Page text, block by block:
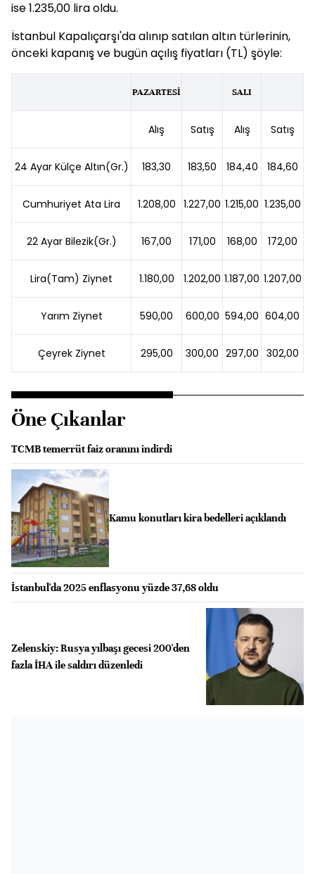
ise 1.235,00 lira oldu.
İstanbul Kapalıçarşı'da alınıp satılan altın türlerinin,
önceki kapanış ve bugün açılış fiyatları (TL) şöyle:
PAZARTESİ SALI
Alış Satış Alış Satış
24 Ayar Külçe Altın(Gr.) 183,30 183,50 184,40 184,60
Cumhuriyet Ata Lira 1.208,00 1.227,00 1.215,00 1.235,00
22 Ayar Bilezik(Gr.) 167,00 171,00 168,00 172,00
Lira(Tam) Ziynet 1.180,00 1.202,00 1.187,00 1.207,00
Yarım Ziynet 590,00 600,00 594,00 604,00
Çeyrek Ziynet 295,00 300,00 297,00 302,00
Öne Çıkanlar
TCMB temerrüt faiz oranını indirdi
Kamu konutları kira bedelleri açıklandı
İstanbul'da 2025 enflasyonu yüzde 37,68 oldu
Zelenskiy: Rusya yılbaşı gecesi 200'den
fazla İHA ile saldırı düzenledi